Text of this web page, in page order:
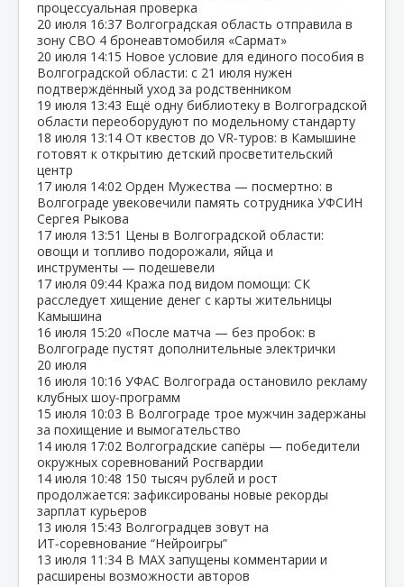
процессуальная проверка
20 июля 16:37 Волгоградская область отправила в
зону СВО 4 бронеавтомобиля «Сармат»
20 июля 14:15 Новое условие для единого пособия в
Волгоградской области: с 21 июля нужен
подтверждённый уход за родственником
19 июля 13:43 Ещё одну библиотеку в Волгоградской
области переоборудуют по модельному стандарту
18 июля 13:14 От квестов до VR‑туров: в Камышине
готовят к открытию детский просветительский
центр
17 июля 14:02 Орден Мужества — посмертно: в
Волгограде увековечили память сотрудника УФСИН
Сергея Рыкова
17 июля 13:51 Цены в Волгоградской области:
овощи и топливо подорожали, яйца и
инструменты — подешевели
17 июля 09:44 Кража под видом помощи: СК
расследует хищение денег с карты жительницы
Камышина
16 июля 15:20 «После матча — без пробок: в
Волгограде пустят дополнительные электрички
20 июля
16 июля 10:16 УФАС Волгограда остановило рекламу
клубных шоу‑программ
15 июля 10:03 В Волгограде трое мужчин задержаны
за похищение и вымогательство
14 июля 17:02 Волгоградские сапёры — победители
окружных соревнований Росгвардии
14 июля 10:48 150 тысяч рублей и рост
продолжается: зафиксированы новые рекорды
зарплат курьеров
13 июля 15:43 Волгоградцев зовут на
ИТ‑соревнование “Нейроигры”
13 июля 11:34 В МАХ запущены комментарии и
расширены возможности авторов